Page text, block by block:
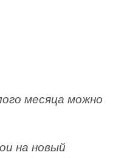
месяца можно
на новый